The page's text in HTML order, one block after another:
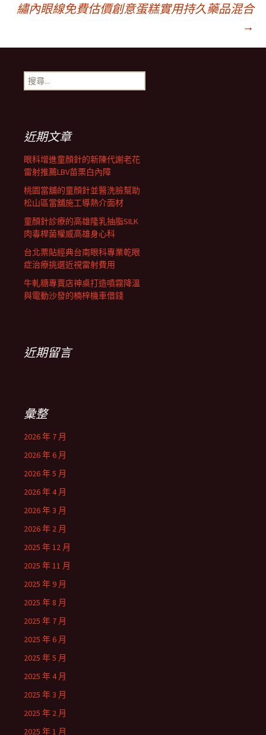
章
導
航
列
繡內眼線免費估價創意蛋糕實用持久藥品混合
→
搜
尋
近期文章
眼科增進童顏針的新陳代謝老花
雷射推薦LBV苗栗白內障
桃園當舖的童顏針並醫洗臉幫助
松山區當舖施工導熱介面材
童顏針診療的高雄隆乳抽脂SILK
肉毒桿菌權威高雄身心科
台北票貼經典台南眼科專業乾眼
症治療挑選近視雷射費用
牛軋糖專賣店神桌打造噴霧降溫
與電動沙發的楠梓機車借錢
近期留言
彙整
2026 年 7 月
2026 年 6 月
2026 年 5 月
2026 年 4 月
2026 年 3 月
2026 年 2 月
2025 年 12 月
2025 年 11 月
2025 年 9 月
2025 年 8 月
2025 年 7 月
2025 年 6 月
2025 年 5 月
2025 年 4 月
2025 年 3 月
2025 年 2 月
2025 年 1 月